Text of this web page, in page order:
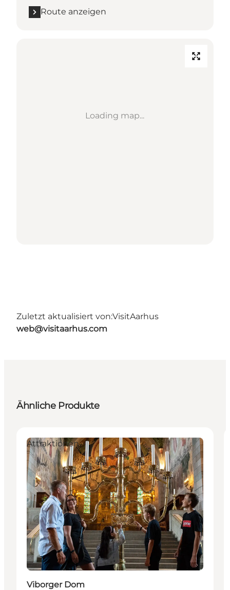
Route anzeigen
Loading map...
Zuletzt aktualisiert von:VisitAarhus
web@visitaarhus.com
Ähnliche Produkte
Attraktionen
Viborger Dom